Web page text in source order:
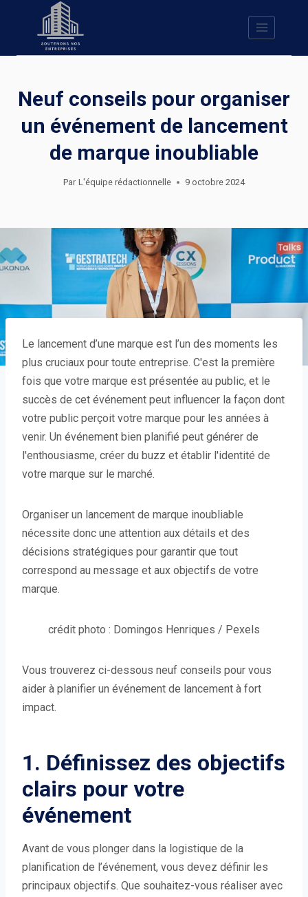
Neuf conseils pour organiser
un événement de lancement
de marque inoubliable
Par L'équipe rédactionnelle 9 octobre 2024
Le lancement d’une marque est l’un des moments les
plus cruciaux pour toute entreprise. C'est la première
fois que votre marque est présentée au public, et le
succès de cet événement peut influencer la façon dont
votre public perçoit votre marque pour les années à
venir. Un événement bien planifié peut générer de
l'enthousiasme, créer du buzz et établir l'identité de
votre marque sur le marché.
Organiser un lancement de marque inoubliable
nécessite donc une attention aux détails et des
décisions stratégiques pour garantir que tout
correspond au message et aux objectifs de votre
marque.
crédit photo : Domingos Henriques / Pexels
Vous trouverez ci-dessous neuf conseils pour vous
aider à planifier un événement de lancement à fort
impact.
1. Définissez des objectifs
clairs pour votre
événement
Avant de vous plonger dans la logistique de la
planification de l’événement, vous devez définir les
principaux objectifs. Que souhaitez-vous réaliser avec